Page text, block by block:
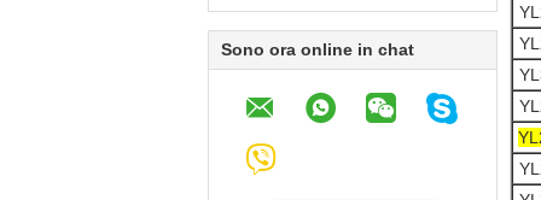
Sono ora online in chat